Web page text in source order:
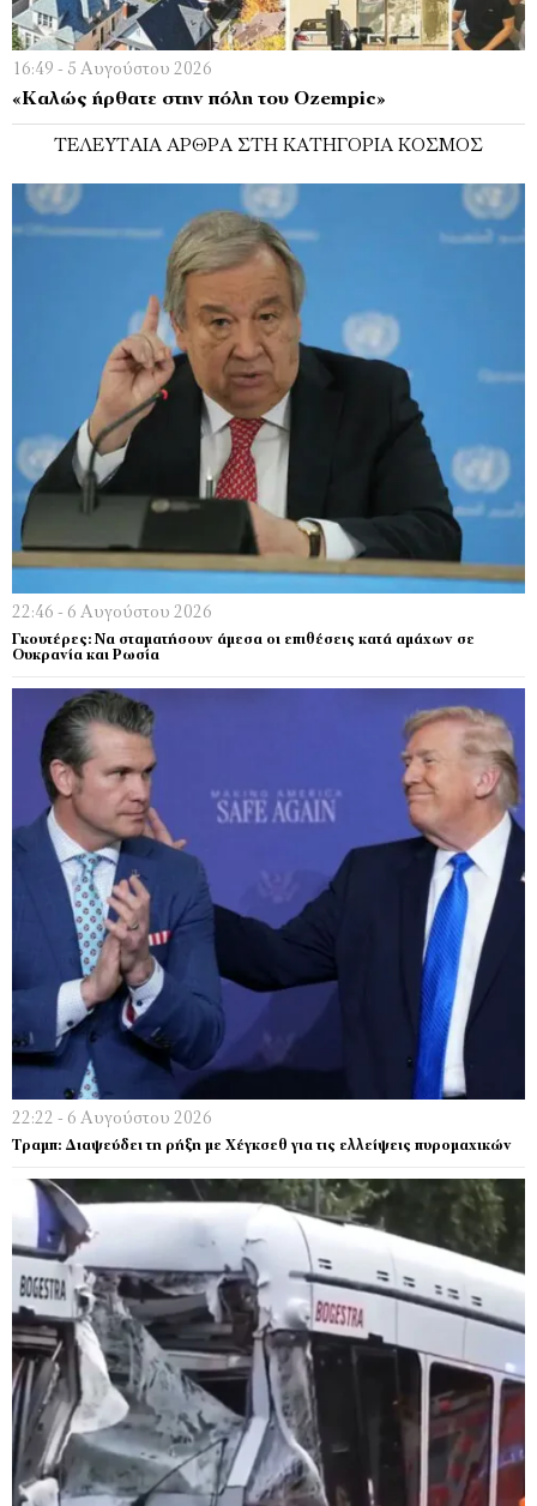
16:49 - 5 Αυγούστου 2026
«Καλώς ήρθατε στην πόλη του Ozempic»
ΤΕΛΕΥΤΑΊΑ ΆΡΘΡΑ ΣΤΗ ΚΑΤΗΓΟΡΊΑ ΚΌΣΜΟΣ
22:46 - 6 Αυγούστου 2026
Γκουτέρες: Να σταματήσουν άμεσα οι επιθέσεις κατά αμάχων σε
Ουκρανία και Ρωσία
22:22 - 6 Αυγούστου 2026
Τραμπ: Διαψεύδει τη ρήξη με Χέγκσεθ για τις ελλείψεις πυρομαχικών